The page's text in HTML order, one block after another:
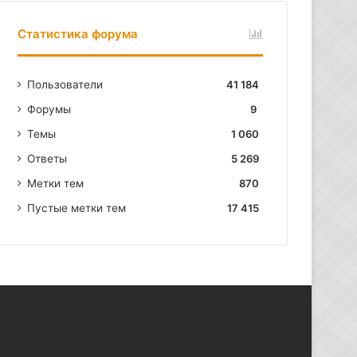
Статистика форума
Пользователи
41 184
Форумы
9
Темы
1 060
Ответы
5 269
Метки тем
870
Пустые метки тем
17 415